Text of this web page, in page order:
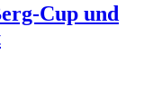
Cup und